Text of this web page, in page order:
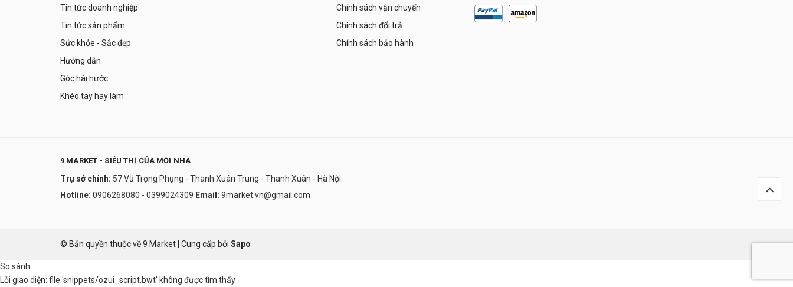
Tsubuporon
Kanehide Bio
Itoen
Tampei
Best Biotin
Kenko
Sữa dưỡng thể
Vệ Sinh phụ nữ
Trị mũi họng
Rửa tay
Nước hoa hồng
Collagen
Giảm cân an toàn
Sữa rửa mặt
Tin tức doanh nghiệp
Tin tức sản phẩm
Sức khỏe - Sắc đẹp
Hướng dẫn
Góc hài hước
Khéo tay hay làm
Chính sách vận chuyển
Chính sách đổi trả
Chính sách bảo hành
9 MARKET - SIÊU THỊ CỦA MỌI NHÀ
Trụ sở chính: 57 Vũ Trọng Phụng - Thanh Xuân Trung - Thanh Xuân - Hà Nội
Hotline: 0906268080 - 0399024309 Email: 9market.vn@gmail.com
© Bản quyền thuộc về 9 Market Cung cấp bởi Sapo
So sánh
Lỗi giao diện: file 'snippets/ozui_script.bwt' không được tìm thấy